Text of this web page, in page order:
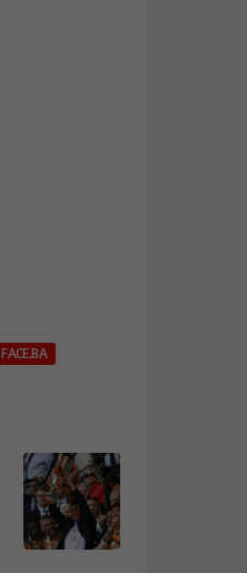
FACE.BA